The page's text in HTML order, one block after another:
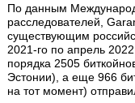
По данным
расследователей,
существующим
2021-го по апрель
порядка 2505
Эстонии), а еще 966
на тот момент)